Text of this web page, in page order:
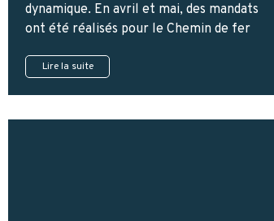
dynamique. En avril et mai, des mandats
ont été réalisés pour le Chemin de fer
Lire la suite